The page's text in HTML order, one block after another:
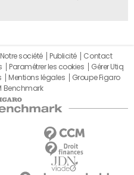
Notre société Publicité
Contact
Paramétrer les cookies
Gérer Utiq
Mentions légales
Groupe Figaro
Benchmark